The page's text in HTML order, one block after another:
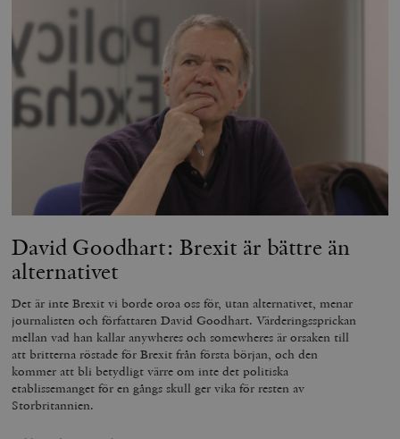
David Goodhart: Brexit är bättre än
alternativet
Det är inte Brexit vi borde oroa oss för, utan alternativet, menar
journalisten och författaren David Goodhart. Värderingssprickan
mellan vad han kallar anywheres och somewheres är orsaken till
att britterna röstade för Brexit från första början, och den
kommer att bli betydligt värre om inte det politiska
etablissemanget för en gångs skull ger vika för resten av
Storbritannien.